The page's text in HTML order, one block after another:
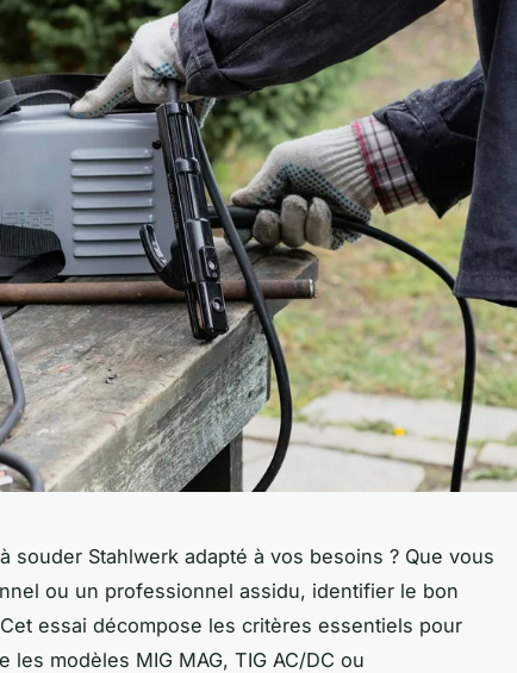
souder Stahlwerk adapté à vos besoins ? Que vous
ou un professionnel assidu, identifier le bon
essai décompose les critères essentiels pour
modèles MIG MAG, TIG AC/DC ou